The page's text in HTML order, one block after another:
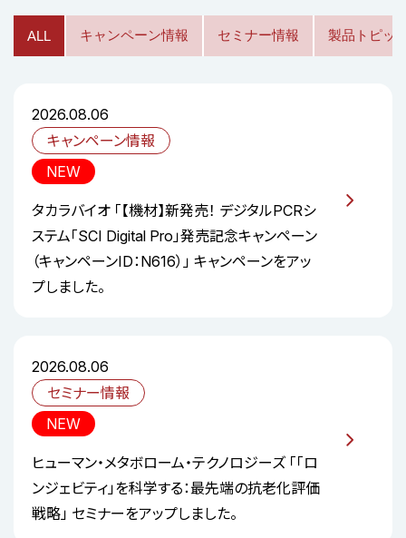
ALL キャンペーン情報 セミナー情報 製品トピッ
2026.08.06
キャンペーン情報
NEW
タカラバイオ 「【機材】新発売！ デジタルPCRシ
ステム「SCI Digital Pro」発売記念キャンペーン
（キャンペーンID：N616）」 キャンペーンをアッ
プしました。
2026.08.06
セミナー情報
NEW
ヒューマン・メタボローム・テクノロジーズ 「「ロ
ンジェビティ」を科学する：最先端の抗老化評価
戦略」 セミナーをアップしました。